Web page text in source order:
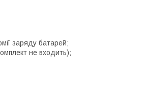
заряду батарей;
не входить);